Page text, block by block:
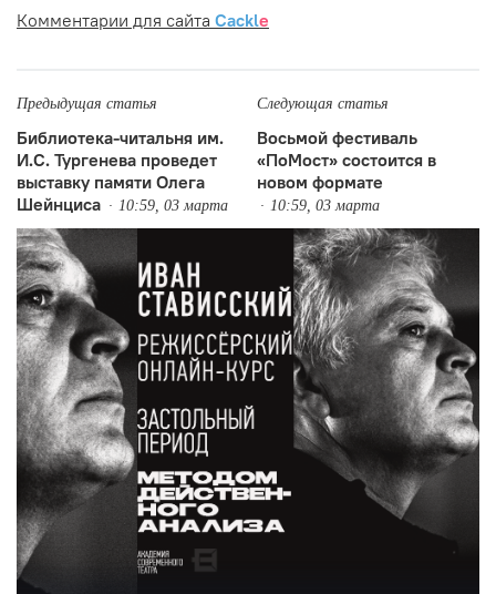
Комментарии для сайта Cackle
Предыдущая статья
Библиотека-читальня им.
И.С. Тургенева проведет
выставку памяти Олега
Шейнциса
10:59, 03 марта
Следующая статья
Восьмой фестиваль
«ПоМост» состоится в
новом формате
10:59, 03 марта